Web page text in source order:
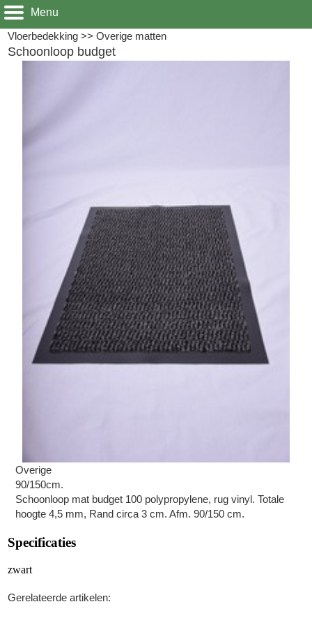
Menu
Vloerbedekking >>Overige matten
Schoonloop budget
Overige
90/150cm.
Schoonloop mat budget 100 polypropylene, rug vinyl. Totale
hoogte 4,5 mm, Rand circa 3 cm. Afm. 90/150 cm.
Specificaties
zwart
Gerelateerde artikelen: